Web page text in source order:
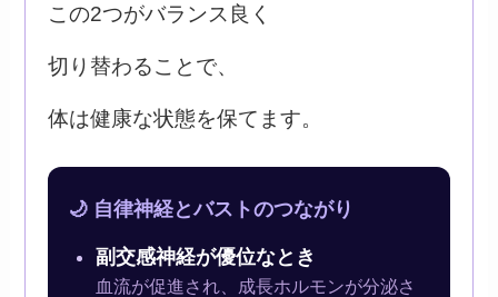
この2つがバランス良く
切り替わることで、
体は健康な状態を保てます。
🌙 自律神経とバストのつながり
副交感神経が優位なとき
血流が促進され、成長ホルモンが分泌さ